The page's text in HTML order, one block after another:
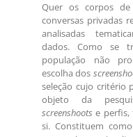
Quer os corpos
conversas privadas
analisadas
dados. Como se
população não
escolha dos
seleção cujo critério
objeto da
screenshoots e perfis,
si. Constituem